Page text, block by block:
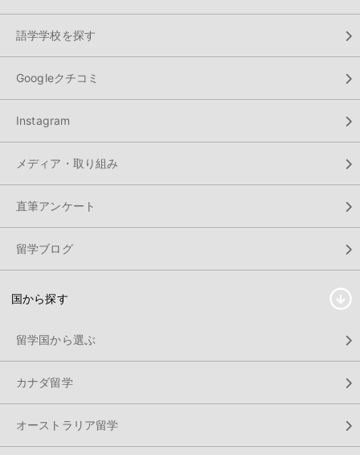
語学学校を探す
Googleクチコミ
Instagram
メディア・取り組み
直筆アンケート
留学ブログ
国から探す
留学国から選ぶ
カナダ留学
オーストラリア留学